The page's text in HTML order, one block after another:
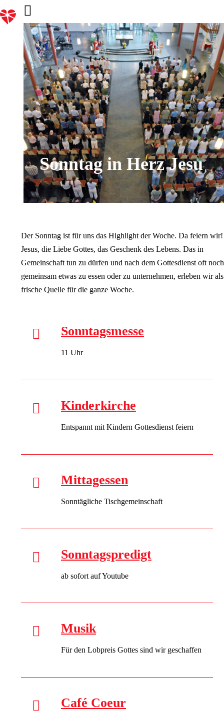
Sonntag in Herz Jesu
Der Sonntag ist für uns das Highlight der Woche. Da feiern wir!
Jesus, die Liebe Gottes, das Geschenk des Lebens. Das in
Gemeinschaft tun zu dürfen und nach dem Gottesdienst oft noch
gemeinsam etwas zu essen oder zu unternehmen, erleben wir als
frische Quelle für die ganze Woche.
Sonntagsmesse
11 Uhr
Kinderkirche
Entspannt mit Kindern Gottesdienst feiern
Mittagessen
Sonntägliche Tischgemeinschaft
Sonntagspredigt
ab sofort auf Youtube
Musik
Für den Lobpreis Gottes sind wir geschaffen
Café Coeur